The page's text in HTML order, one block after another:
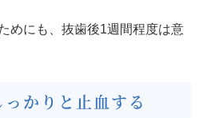
めにも、抜歯後1週間程度は意
かりと止血する